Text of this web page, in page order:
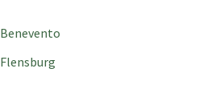
Benevento
Flensburg